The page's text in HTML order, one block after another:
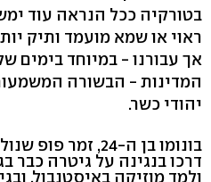
בטורקיה ככל הנראה עוד
ראוי או שמא מועמד ותיק
אך עבורנו - במיוחד בימים
המדינות - הבשורה
יהודי כשר.
בונומו בן ה-24,
דרכו בנגינה על גיטרה כבר